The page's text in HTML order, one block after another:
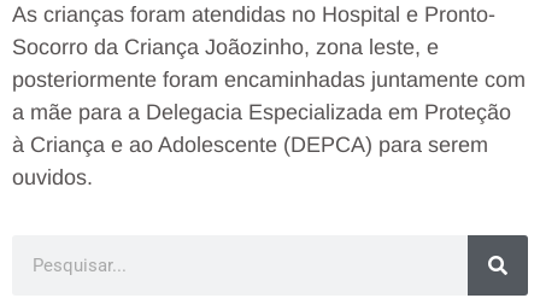
As crianças foram atendidas no Hospital e Pronto-
Socorro da Criança Joãozinho, zona leste, e
posteriormente foram encaminhadas juntamente com
a mãe para a Delegacia Especializada em Proteção
à Criança e ao Adolescente (DEPCA) para serem
ouvidos.